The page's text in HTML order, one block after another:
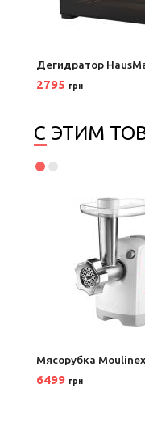
Дегидратор
2795 грн
С ЭТИМ
Мясорубка
6499 грн